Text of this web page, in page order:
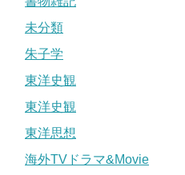
未分類
朱子学
東洋史観
東洋史観
東洋思想
海外TVドラマ&Movie